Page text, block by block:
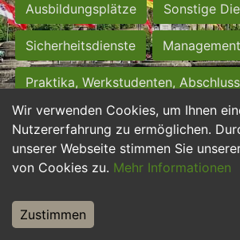
Wir verwenden Cookies, um Ihnen
Nutzererfahrung zu ermöglichen.
unserer Webseite stimmen Sie
von Cookies zu. Mehr Informationen
Zustimmen
Ausbildungsplätze Sonstige
Sicherheitsdienste
Praktika, Werkstudenten,
Personalwesen Assistenz,
Hilfskräfte, Aushilfs- und Nebenjobs
Weiterbildung, Studium, duale